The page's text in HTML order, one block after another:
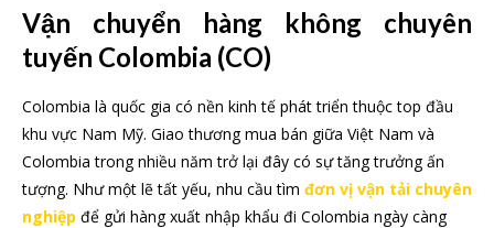
Vận chuyển hàng không chuyên
tuyến Colombia (CO)
Colombia là quốc gia có nền kinh tế phát triển thuộc top đầu
khu vực Nam Mỹ. Giao thương mua bán giữa Việt Nam và
Colombia trong nhiều năm trở lại đây có sự tăng trưởng ấn
tượng. Như một lẽ tất yếu, nhu cầu tìm đơn vị vận tải chuyên
nghiệp để gửi hàng xuất nhập khẩu đi Colombia ngày càng